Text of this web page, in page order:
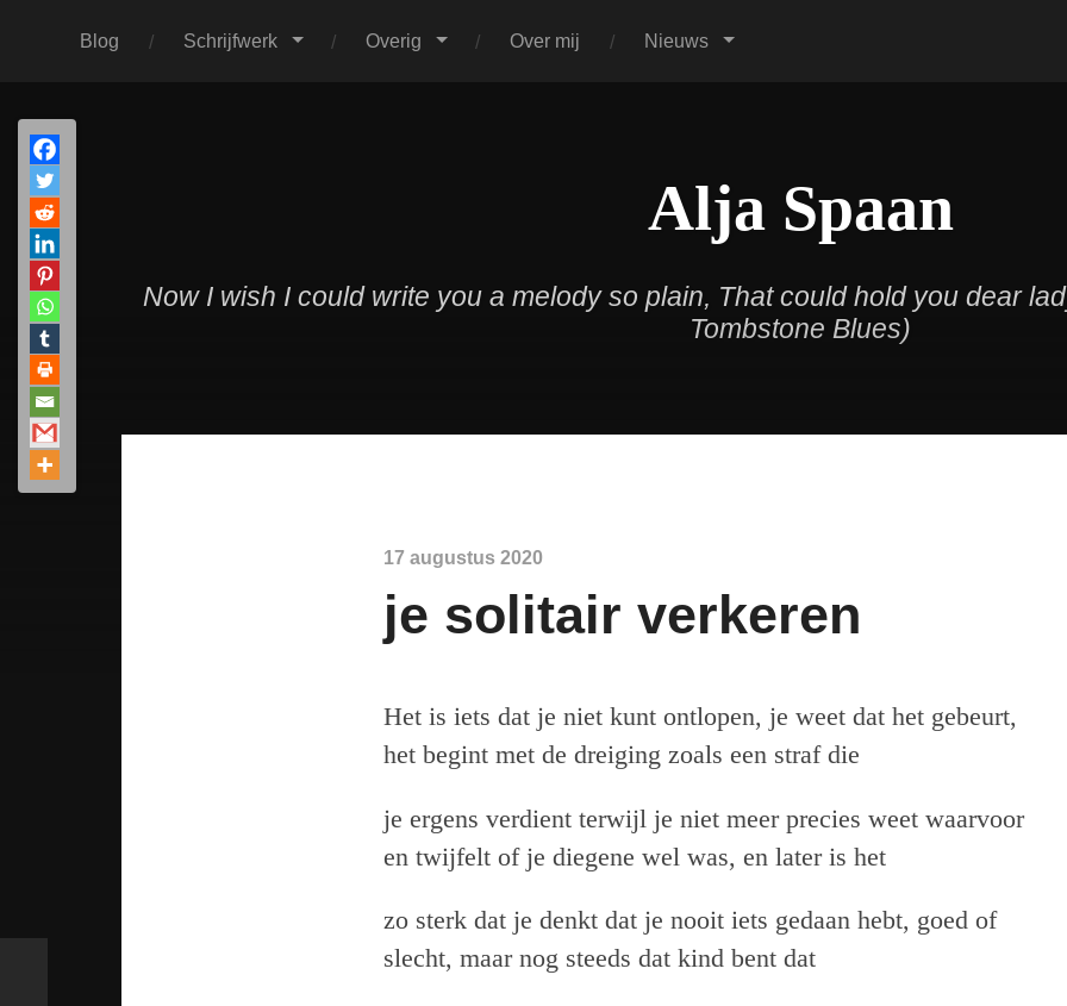
Blog Schrijfwerk Overig Over mij Nieuws
Alja Spaan
Now I wish I could write you a melody so plain, That could hold you dear
Tombstone Blues)
17 augustus 2020
je solitair verkeren
Het is iets dat je niet kunt ontlopen, je weet dat het gebeurt,
het begint met de dreiging zoals een straf die
je ergens verdient terwijl je niet meer precies weet waarvoor
en twijfelt of je diegene wel was, en later is het
zo sterk dat je denkt dat je nooit iets gedaan hebt, goed of
slecht, maar nog steeds dat kind bent dat